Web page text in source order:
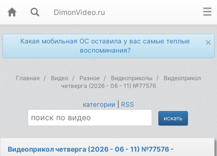
DimonVideo.ru
×
Какая мобильная ОС оставила у вас самые теплые
воспоминания?
Главная Видео Разное Видеоприколы
Видеоприкол
четверга (2026 - 06 - 11) №77576
категории RSS
Видеоприкол четверга (2026 - 06 - 11) №77576 -